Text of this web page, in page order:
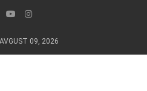
09, 2026